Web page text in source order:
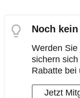
Noch
Werden Sie
sichern
Rabatte bei
Jetzt